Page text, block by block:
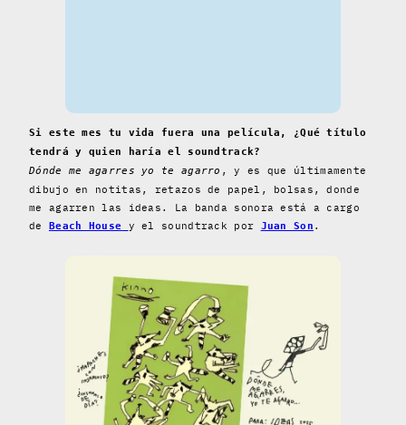
Si este mes tu vida fuera una película, ¿Qué título
tendrá y quien haría el soundtrack?
Dónde me agarres yo te agarro , y es que últimamente
dibujo en notitas, retazos de papel, bolsas, donde
me agarren las ideas. La banda sonora está a cargo
de
Beach House y el soundtrack por Juan Son .